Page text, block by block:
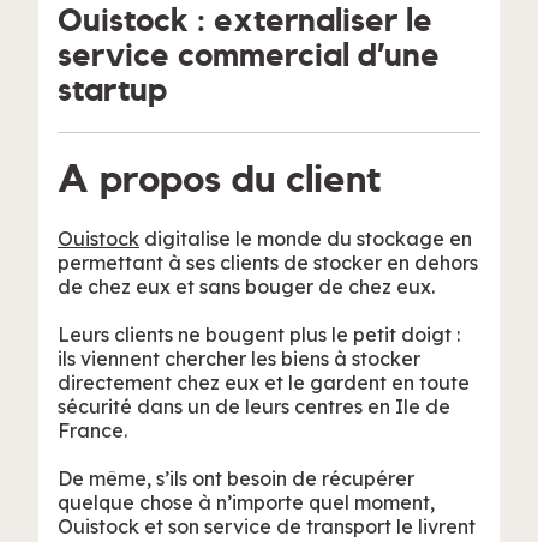
Ouistock : externaliser le
service commercial d’une
startup
A propos du client
Ouistock digitalise le monde du stockage en
permettant à ses clients de stocker en dehors
de chez eux et sans bouger de chez eux.
Leurs clients ne bougent plus le petit doigt :
ils viennent chercher les biens à stocker
directement chez eux et le gardent en toute
sécurité dans un de leurs centres en Ile de
France.
De même, s’ils ont besoin de récupérer
quelque chose à n’importe quel moment,
Ouistock et son service de transport le livrent